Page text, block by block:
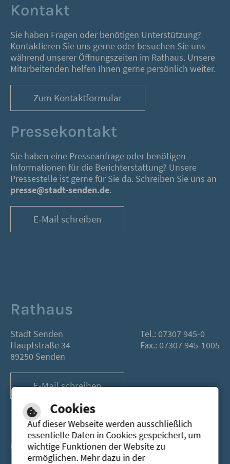
Kontakt
Sie haben Fragen oder benötigen Unterstützung?
Kontaktieren Sie uns gerne oder besuchen Sie uns
während unserer Öffnungszeiten im Rathaus. Unsere
Mitarbeitenden helfen Ihnen gerne persönlich weiter.
Zum Kontaktformular
Pressekontakt
Sie haben eine Presseanfrage oder benötigen
Informationen für die Berichterstattung? Unsere
Pressestelle ist gerne für Sie da. Schreiben Sie uns an
presse@stadt-senden.de.
E-Mail schreiben
Rathaus
Stadt Senden
Hauptstraße 34
89250 Senden
Tel.: 07307 945-0
Fax.: 07307 945-1005
E-Mail schreiben
Öffnungszeiten
Cookies
Auf dieser Webseite werden ausschließlich
essentielle Daten in Cookies gespeichert, um
wichtige Funktionen der Website zu
ermöglichen. Mehr dazu in der